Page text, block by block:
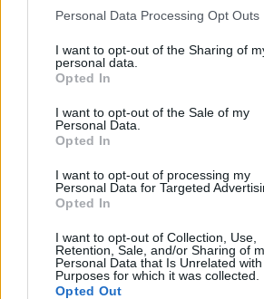
Personal Data Processing Opt Outs
I want to opt-out of the Sharing of
personal data.
Opted In
I want to opt-out of the Sale of my
Personal Data.
Opted In
I want to opt-out of processing my
Personal Data for Targeted
Opted In
I want to opt-out of Collection, Use,
Retention, Sale, and/or Sharing of
Personal Data that Is Unrelated
Purposes for which it was collected.
Opted Out
A keresett cikk a portfolio.hu
tartozik, melynek olvasása
regisztrációhoz kötött.
Portfolio.hu teljes cikkarchívum
Kötéslisták: BÉT elmúlt 2 év
MÁR ELŐFIZETŐNK VAGY?